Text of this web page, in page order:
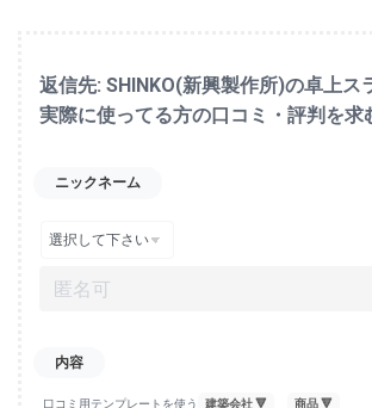
返信先: SHINKO(新興製作所)の卓上ス
実際に使ってる方の口コミ・評判を求
ニックネーム
口コミ用テンプレートを使う